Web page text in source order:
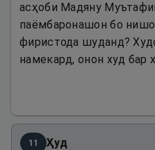
асҳоби Мадяну
паёмбаронашон бо
фиристода шуданд?
намекард, онон худ бар
11 Ҳуд